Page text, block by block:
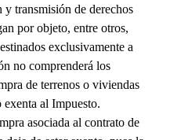
transmisión de derechos
por objeto, entre otros,
exclusivamente a
no comprenderá los
de terrenos o viviendas
exenta al Impuesto.
asociada al contrato de